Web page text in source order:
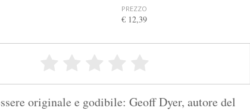
PREZZO
€ 12,39
originale e godibile: Geoff Dyer, autore del